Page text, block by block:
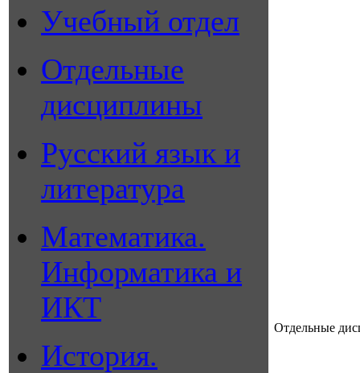
Учебный отдел
Отдельные
дисциплины
Русский язык и
литература
Математика.
Информатика и
ИКТ
История.
Отдельные